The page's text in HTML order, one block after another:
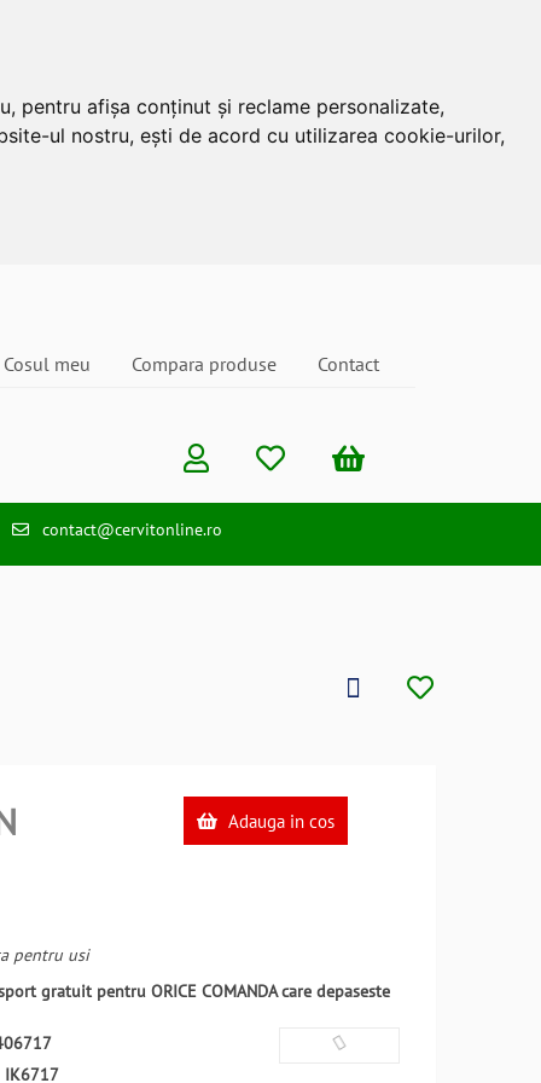
pentru afișa conținut și reclame personalizate,
ul nostru, ești de acord cu utilizarea cookie-urilor,
Cosul meu Compara produse Contact
contact@cervitonline.ro
Adauga in cos
pentru usi
gratuit pentru ORICE COMANDA care depaseste
IK6717